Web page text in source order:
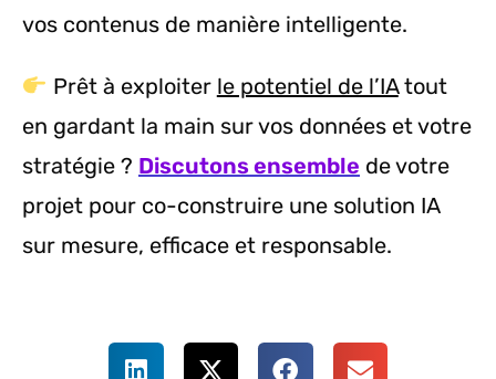
vos contenus de manière intelligente.
Prêt à exploiter le potentiel de l’IAtout
en gardant la main sur vos données et votre
stratégie ? Discutons ensemble de votre
projet pour co-construire une solution IA
sur mesure, efficace et responsable.